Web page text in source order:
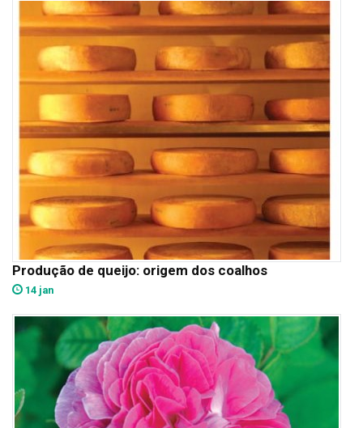
Produção de queijo: origem dos coalhos
14 jan